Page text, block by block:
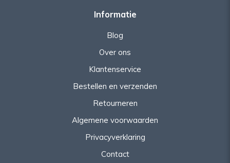
Informatie
Blog
Over ons
Klantenservice
Bestellen en verzenden
Retourneren
Algemene voorwaarden
Privacyverklaring
Contact